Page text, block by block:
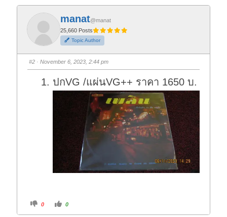
k
f
t
h
m
d
o
k
o
r
t
h
u
m
u
p
manat@manat
25,660 Posts
Topic Author
#2 · November 6, 2023, 2:44 pm
ปกVG /แผ่นVG++ ราคา 1650 บ.
C
i
0
C
i
0